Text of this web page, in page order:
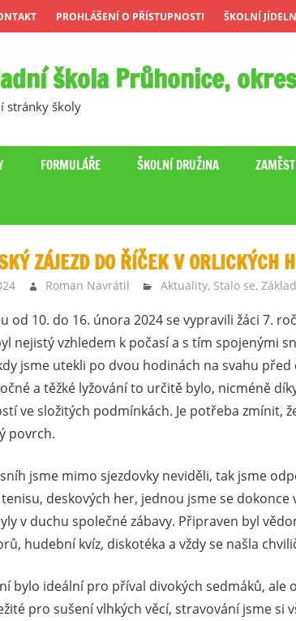
PROHLÁŠENÍ O PŘÍSTUPNOSTI ŠKOLNÍ
škola Průhonice,
stránky školy
FORMULÁŘE ŠKOLNÍ DRUŽINA
ZÁJEZD DO ŘÍČEK V ORLICKÝCH
Roman Navrátil Aktuality, Stalo se,
od 10. do 16. února 2024 se vypravili žáci 7.
nejistý vzhledem k počasí a s tím spojenými
jsme utekli po dvou hodinách na svahu
a těžké lyžování to určitě bylo, nicméně
ve složitých podmínkách. Je potřeba zmínit,
povrch.
jsme mimo sjezdovky neviděli, tak jsme
deskových her, jednou jsme se dokonce
v duchu společné zábavy. Připraven byl
hudební kvíz, diskotéka a vždy se našla
bylo ideální pro příval divokých sedmáků, ale
pro sušení vlhkých věcí, stravování jsme si